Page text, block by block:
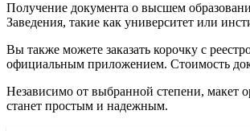
Получение документа о высшем
Заведения, такие как университет или
Вы также можете заказать корочку с
официальным приложением. Стоимость
Независимо от выбранной степени, макет
станет простым и надежным.